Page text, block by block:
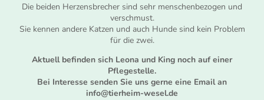
Die beiden Herzensbrecher sind sehr menschenbezogen und
verschmust.
Sie kennen andere Katzen und auch Hunde sind kein Problem
für die zwei.
Aktuell befinden sich Leona und King noch auf einer
Pflegestelle.
Bei Interesse senden Sie uns gerne eine Email an
info@tierheim-wesel.de